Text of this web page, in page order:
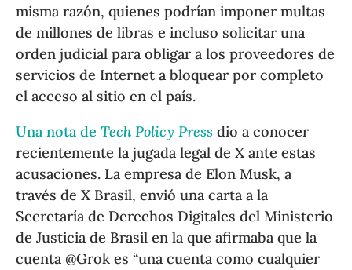
misma razón, quienes podrían imponer multas
de millones de libras e incluso solicitar una
orden judicial para obligar a los proveedores de
servicios de Internet a bloquear por completo
el acceso al sitio en el país.
Una nota deTech Policy Press dio a conocer
recientemente la jugada legal de X ante estas
acusaciones. La empresa de Elon Musk, a
través de X Brasil, envió una carta a la
Secretaría de Derechos Digitales del Ministerio
de Justicia de Brasil en la que afirmaba que la
cuenta @Grok es “una cuenta como cualquier